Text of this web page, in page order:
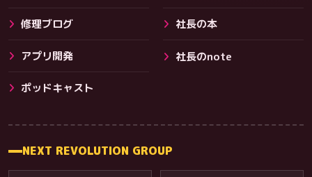
その他サービス
修理ブログ 社長の本
アプリ開発 社長のnote
ポッドキャスト
NEXT REVOLUTION GROUP